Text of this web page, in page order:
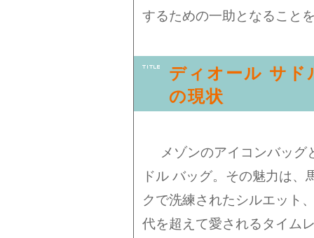
するための一助となること
ディオール サド
の現状
メゾンのアイコンバッ
ドル バッグ。その魅力は
クで洗練されたシルエット
代を超えて愛されるタイム